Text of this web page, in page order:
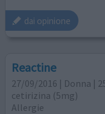
dai opinione
Reactine
27/09/2016 | Donna |
cetirizina (5mg)
Allergie